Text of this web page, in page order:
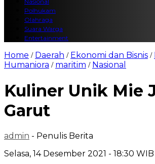
Polhukam
Olahraga
Suara Warga
Entertainment
Home / Daerah / Ekonomi dan Bisnis /
Humaniora / maritim / Nasional
Kuliner Unik Mie
Garut
admin - Penulis Berita
Selasa, 14 Desember 2021 - 18:30 WIB